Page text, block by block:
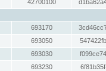
42700100
693170
693050
693030
693230